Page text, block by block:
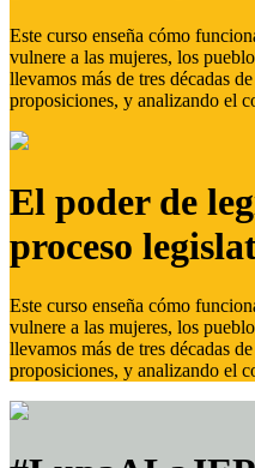
Este curso enseña cómo
vulnere a las mujeres, los
llevamos más de tres décadas
proposiciones, y analizando el
El poder de
proceso
Este curso enseña cómo
vulnere a las mujeres, los
llevamos más de tres décadas
proposiciones, y analizando el